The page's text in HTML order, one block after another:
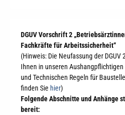
DGUV Vorschrift 2
Fachkräfte für Arbeitssicherheit“
(Hinweis: Die Neufassung der DGUV
Ihnen in unseren
und Technischen Regeln für
finden Sie hier)
Folgende Abschnitte und Anhänge
bereit: